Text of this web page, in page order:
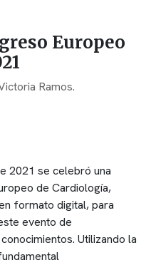
Europeo
Ramos.
2021 se celebró una
de Cardiología,
formato digital, para
evento de
Utilizando la